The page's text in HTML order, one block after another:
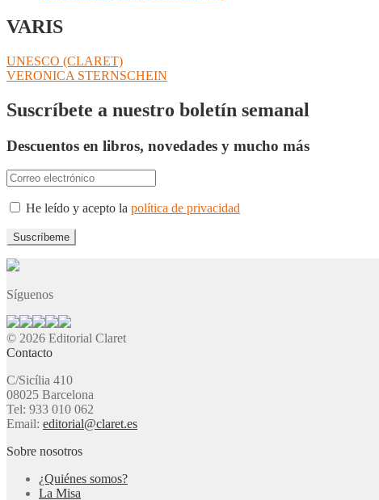
VARIS
Navegación
de
entradas
Anterior:
UNESCO (CLARET)
Siguiente:
VERONICA STERNSCHEIN
Suscríbete a nuestro boletín semanal
Descuentos en libros, novedades y mucho más
He leído y acepto la política de privacidad
Síguenos
© 2026 Editorial Claret
Contacto
C/Sicília 410
08025 Barcelona
Tel: 933 010 062
Email: editorial@claret.es
Sobre nosotros
¿Quiénes somos?
La Misa